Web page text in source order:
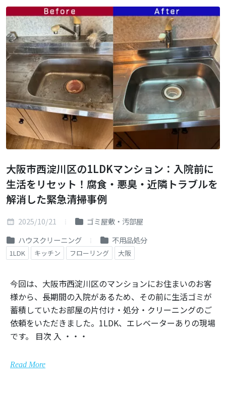
大阪市西淀川区の1LDKマンション：入院前に
生活をリセット！腐食・悪臭・近隣トラブルを
解消した緊急清掃事例
2025/10/21
ゴミ屋敷・汚部屋
ハウスクリーニング
不用品処分
1LDK キッチン フローリング 大阪
今回は、大阪市西淀川区のマンションにお住まいのお客
様から、長期間の入院があるため、その前に生活ゴミが
蓄積していたお部屋の片付け・処分・クリーニングのご
依頼をいただきました。1LDK、エレベーターありの現場
です。 目次 入 ・・・
Read More